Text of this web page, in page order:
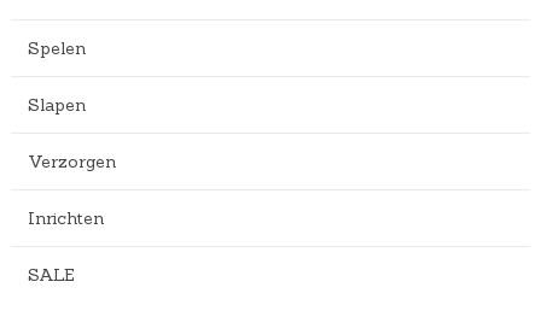
Spelen
Slapen
Verzorgen
Inrichten
SALE